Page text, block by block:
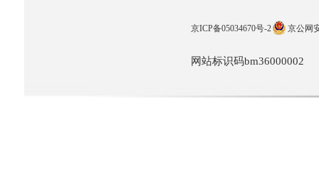
京ICP备05034670号-2 京公网
网站标识码bm36000002